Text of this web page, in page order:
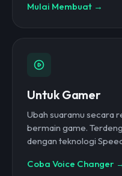
Mulai Membuat →
Untuk Gamer
Ubah suaramu secara
bermain game.
dengan teknologi
Coba Voice Changer